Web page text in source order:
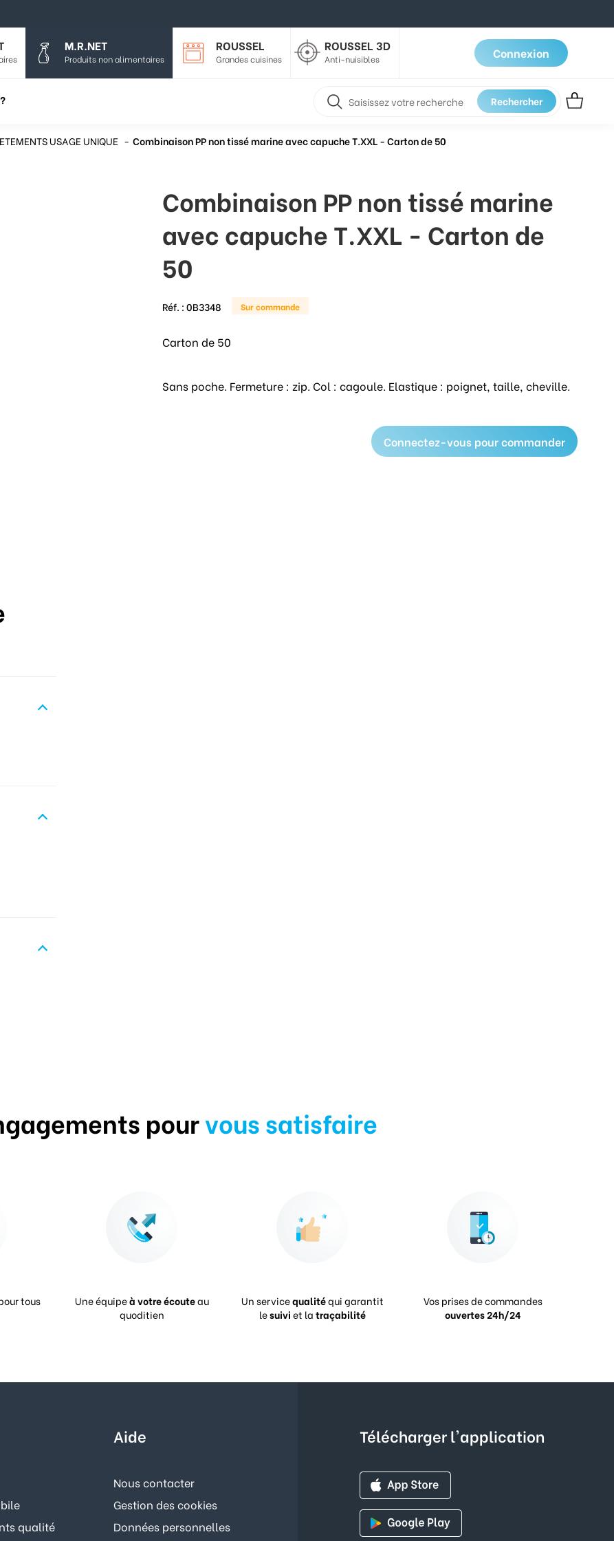
M.R.NET
Produits non alimentaires
ROUSSEL
Grandes cuisines
ROUSSEL 3D
Anti-nuisibles Connexion
Rechercher
USAGE UNIQUE Combinaison PP non tissé marine avec capuche T.XXL - Carton de 50
Combinaison PP non tissé marine
avec capuche T.XXL - Carton de
50
Réf. :0B3348 Sur commande
Carton de 50
Sans poche. Fermeture : zip. Col : cagoule. Elastique : poignet, taille, cheville.
Connectez-vous pour commander
pourvous satisfaire
tous
Une équipeà votre écouteau
quoditien
Un servicequalitéqui garantit
lesuiviet latraçabilité
Vos prises de commandes
ouvertes 24h/24
qualité
Aide
Nous contacter
Gestion des cookies
Données personnelles
Télécharger l'application